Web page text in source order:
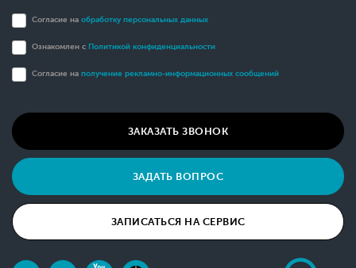
Согласие на обработку персональных данных
Ознакомлен с Политикой конфиденциальности
Согласие на получение рекламно-информационных сообщений
ЗАКАЗАТЬ ЗВОНОК
ЗАДАТЬ ВОПРОС
ЗАПИСАТЬСЯ НА СЕРВИС